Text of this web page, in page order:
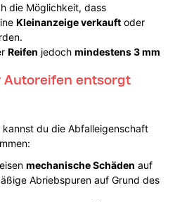
die Möglichkeit, dass
Kleinanzeige verkauft oder
Reifen jedochmindestens 3 mm
Autoreifen entsorgt
du die Abfalleigenschaft
mechanische Schäden auf
Abriebspuren auf Grund des